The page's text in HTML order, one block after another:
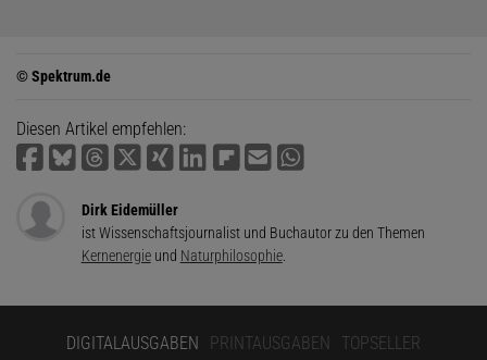
© Spektrum.de
Diesen Artikel empfehlen:
Dirk Eidemüller
ist Wissenschaftsjournalist und Buchautor zu den Themen
Kernenergieund Naturphilosophie.
DIGITALAUSGABEN PRINTAUSGABEN TOPSELLER